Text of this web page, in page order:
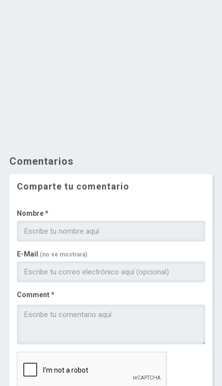
Comentarios
Comparte tu comentario
Nombre *
E-Mail (no se mostrará)
Comment *